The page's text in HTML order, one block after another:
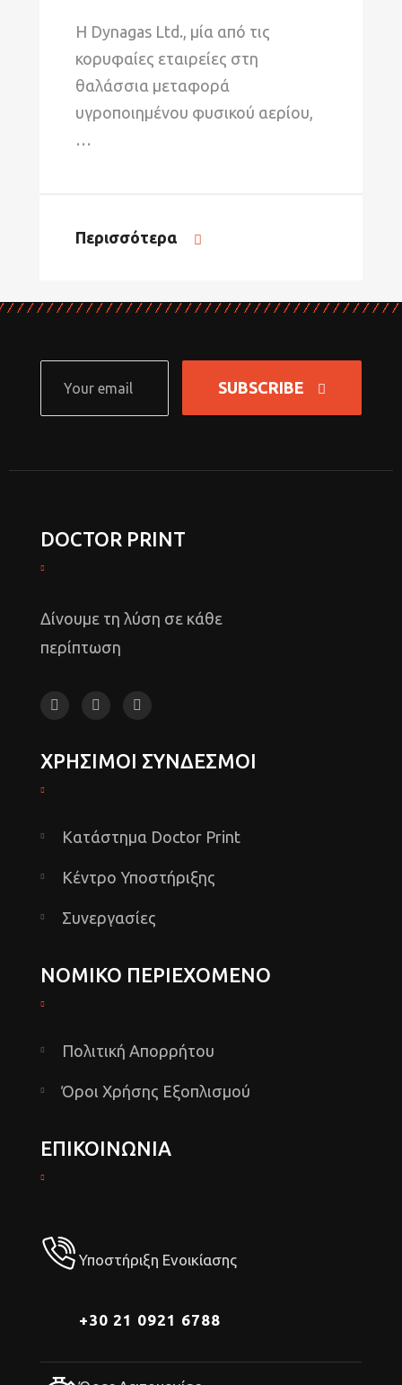
Η Dynagas Ltd., μία από τις
κορυφαίες εταιρείες στη
θαλάσσια μεταφορά
υγροποιημένου φυσικού αερίου,
…
Περισσότερα
SUBSCRIBE
DOCTOR PRINT
Δίνουμε τη λύση σε κάθε
περίπτωση
ΧΡΗΣΙΜΟΙ ΣΥΝΔΕΣΜΟΙ
Κατάστημα Doctor Print
Κέντρο Υποστήριξης
Συνεργασίες
ΝΟΜΙΚΟ ΠΕΡΙΕΧΟΜΕΝΟ
Πολιτική Απορρήτου
Όροι Χρήσης Εξοπλισμού
ΕΠΙΚΟΙΝΩΝΙΑ
Υποστήριξη Ενοικίασης
+30 21 0921 6788